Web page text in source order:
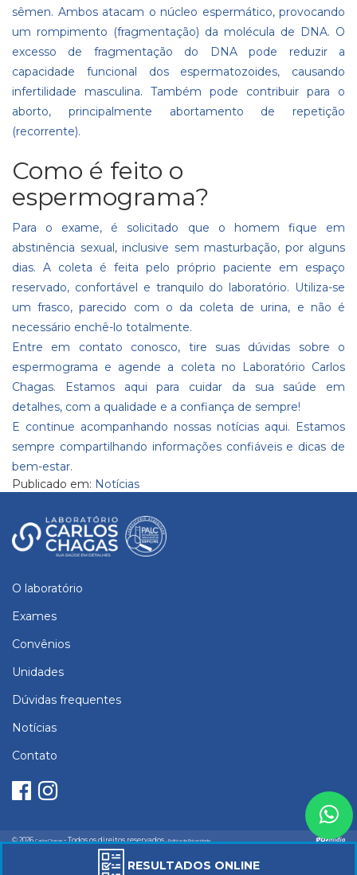
RESULTADOS ONLINE
sêmen. Ambos atacam o núcleo espermático, provocando
um rompimento (fragmentação) da molécula de DNA. O
excesso de fragmentação do DNA pode reduzir a
capacidade funcional dos espermatozoides, causando
infertilidade masculina. Também pode contribuir para o
aborto, principalmente abortamento de repetição
(recorrente).
Como é feito o
espermograma?
Para o exame, é solicitado que o homem fique em
abstinência sexual, inclusive sem masturbação, por alguns
dias. A coleta é feita pelo próprio paciente em espaço
reservado, confortável e tranquilo do laboratório. Utiliza-se
um frasco, parecido com o da coleta de urina, e não é
necessário enchê-lo totalmente.
Entre em contato conosco, tire suas dúvidas sobre o
espermograma e agende a coleta no Laboratório Carlos
Chagas. Estamos aqui para cuidar da sua saúde em
detalhes, com a qualidade e a confiança de sempre!
E continue acompanhando nossas notícias aqui. Estamos
sempre compartilhando informações confiáveis e dicas de
bem-estar.
Publicado em: Notícias
O laboratório
Exames
Convênios
Unidades
Dúvidas frequentes
Notícias
Contato
© 2026 Carlos Chagas - Todos os direitos reservados - Política de Privacidade
Razão Social - Instituto de Análises Clínicas Carlos Chagas Ltda. CNPJ: